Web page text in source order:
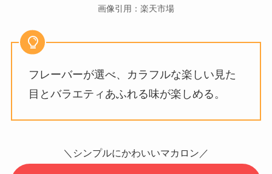
画像引用：楽天市場
フレーバーが選べ、カラフルな楽しい見た
目とバラエティあふれる味が楽しめる。
＼シンプルにかわいいマカロン／